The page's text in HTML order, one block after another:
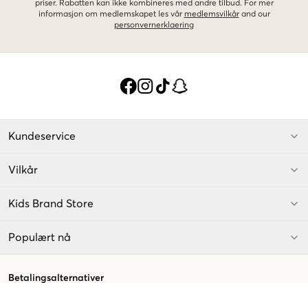
priser. Rabatten kan ikke kombineres med andre tilbud. For mer
informasjon om medlemskapet les vår medlemsvilkår and our
personvernerklaering
Kundeservice
Vilkår
Kids Brand Store
Populært nå
Betalingsalternativer